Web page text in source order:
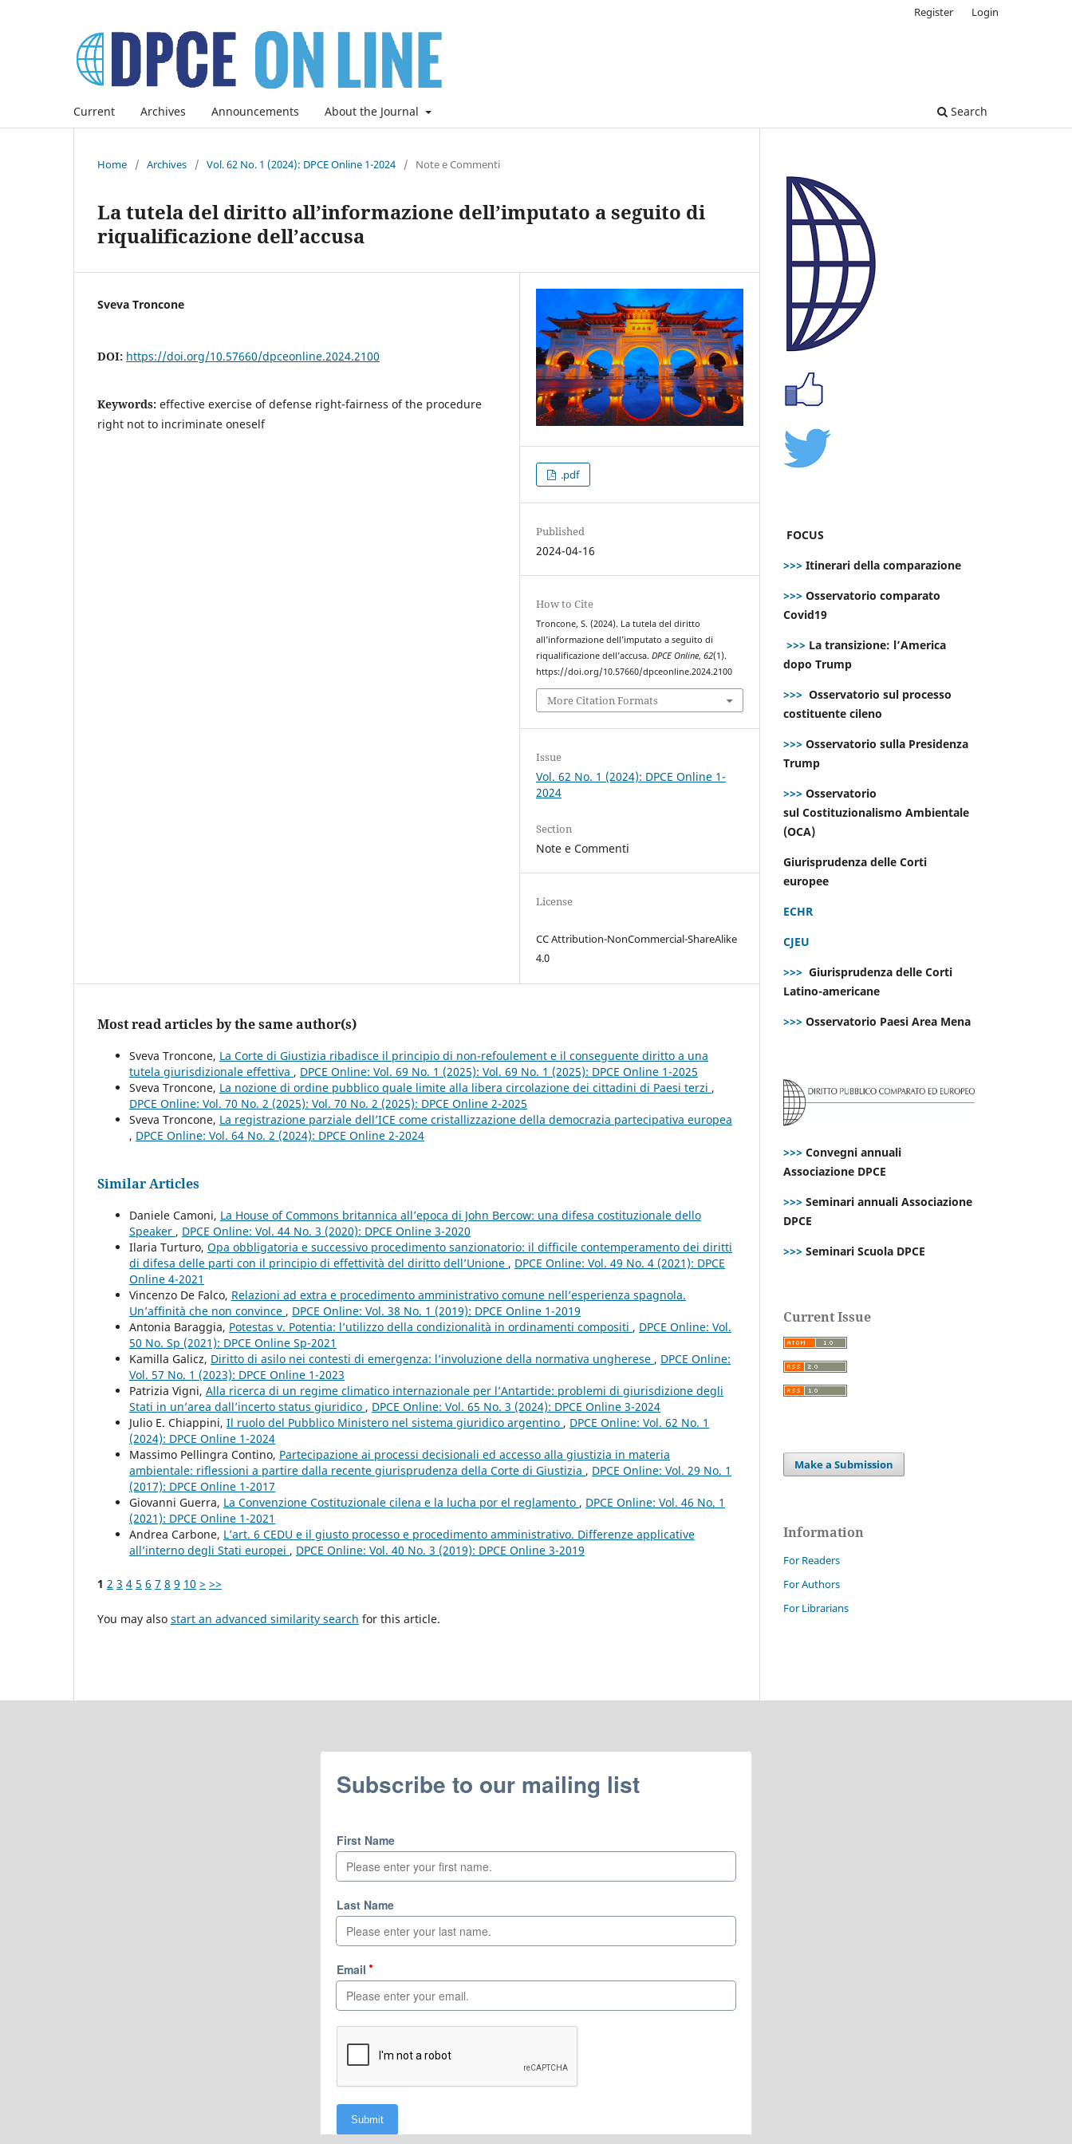
Current Archives Announcements About the Journal Search
Register Login
Home / Archives / Vol. 62 No. 1 (2024): DPCE Online 1-2024 / Note e Commenti
La tutela del diritto all’informazione dell’imputato a seguito di
riqualificazione dell’accusa
Sveva Troncone
DOI: https://doi.org/10.57660/dpceonline.2024.2100
Keywords: effective exercise of defense right-fairness of the procedure
right not to incriminate oneself
.pdf
Published
2024-04-16
How to Cite
Troncone, S. (2024). La tutela del diritto
all’informazione dell’imputato a seguito di
riqualificazione dell’accusa.DPCE Online,62(1).
https://doi.org/10.57660/dpceonline.2024.2100
More Citation Formats
Issue
Vol. 62 No. 1 (2024): DPCE Online 1-
2024
Section
Note e Commenti
License
CC Attribution-NonCommercial-ShareAlike
4.0
Most read articles by the same author(s)
Sveva Troncone, La Corte di Giustizia ribadisce il principio di non-refoulement e il conseguente diritto a una
tutela giurisdizionale effettiva , DPCE Online: Vol. 69 No. 1 (2025): Vol. 69 No. 1 (2025): DPCE Online 1-2025
Sveva Troncone, La nozione di ordine pubblico quale limite alla libera circolazione dei cittadini di Paesi terzi ,
DPCE Online: Vol. 70 No. 2 (2025): Vol. 70 No. 2 (2025): DPCE Online 2-2025
Sveva Troncone, La registrazione parziale dell’ICE come cristallizzazione della democrazia partecipativa europea
, DPCE Online: Vol. 64 No. 2 (2024): DPCE Online 2-2024
Similar Articles
Daniele Camoni, La House of Commons britannica all’epoca di John Bercow: una difesa costituzionale dello
Speaker , DPCE Online: Vol. 44 No. 3 (2020): DPCE Online 3-2020
Ilaria Turturo, Opa obbligatoria e successivo procedimento sanzionatorio: il difficile contemperamento dei diritti
di difesa delle parti con il principio di effettività del diritto dell’Unione , DPCE Online: Vol. 49 No. 4 (2021): DPCE
Online 4-2021
Vincenzo De Falco, Relazioni ad extra e procedimento amministrativo comune nell’esperienza spagnola.
Un’affinità che non convince , DPCE Online: Vol. 38 No. 1 (2019): DPCE Online 1-2019
Antonia Baraggia, Potestas v. Potentia: l’utilizzo della condizionalità in ordinamenti compositi , DPCE Online: Vol.
50 No. Sp (2021): DPCE Online Sp-2021
Kamilla Galicz, Diritto di asilo nei contesti di emergenza: l’involuzione della normativa ungherese , DPCE Online:
Vol. 57 No. 1 (2023): DPCE Online 1-2023
Patrizia Vigni, Alla ricerca di un regime climatico internazionale per l’Antartide: problemi di giurisdizione degli
Stati in un’area dall’incerto status giuridico , DPCE Online: Vol. 65 No. 3 (2024): DPCE Online 3-2024
Julio E. Chiappini, Il ruolo del Pubblico Ministero nel sistema giuridico argentino , DPCE Online: Vol. 62 No. 1
(2024): DPCE Online 1-2024
Massimo Pellingra Contino, Partecipazione ai processi decisionali ed accesso alla giustizia in materia
ambientale: riflessioni a partire dalla recente giurisprudenza della Corte di Giustizia , DPCE Online: Vol. 29 No. 1
(2017): DPCE Online 1-2017
Giovanni Guerra, La Convenzione Costituzionale cilena e la lucha por el reglamento , DPCE Online: Vol. 46 No. 1
(2021): DPCE Online 1-2021
Andrea Carbone, L’art. 6 CEDU e il giusto processo e procedimento amministrativo. Differenze applicative
all’interno degli Stati europei , DPCE Online: Vol. 40 No. 3 (2019): DPCE Online 3-2019
1 2 3 4 5 6 7 8 9 10 > >>
You may also start an advanced similarity search for this article.
FOCUS
>>> Itinerari della comparazione
>>> Osservatorio comparato
Covid19
>>> La transizione: l’America
dopo Trump
>>> Osservatorio sul processo
costituente cileno
>>> Osservatorio sulla Presidenza
Trump
>>> Osservatorio
sul Costituzionalismo Ambientale
(OCA)
Giurisprudenza delle Corti
europee
ECHR
CJEU
>>> Giurisprudenza delle Corti
Latino-americane
>>> Osservatorio Paesi Area Mena
>>> Convegni annuali
Associazione DPCE
>>> Seminari annuali Associazione
DPCE
>>> Seminari Scuola DPCE
Current Issue
Make a Submission
Information
For Readers
For Authors
For Librarians